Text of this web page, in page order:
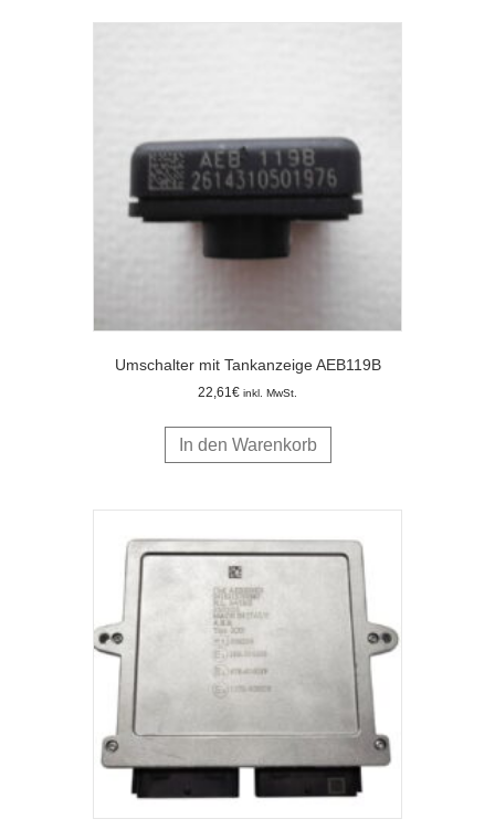
Umschalter mit Tankanzeige AEB119B
22,61€ inkl. MwSt.
In den Warenkorb